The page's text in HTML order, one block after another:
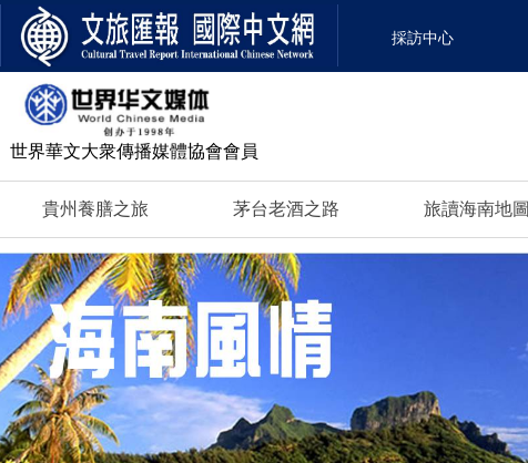
採訪中心
貴州養膳之旅 茅台老酒之路 旅讀海南地圖
世界華文大衆傳播媒體協會會員